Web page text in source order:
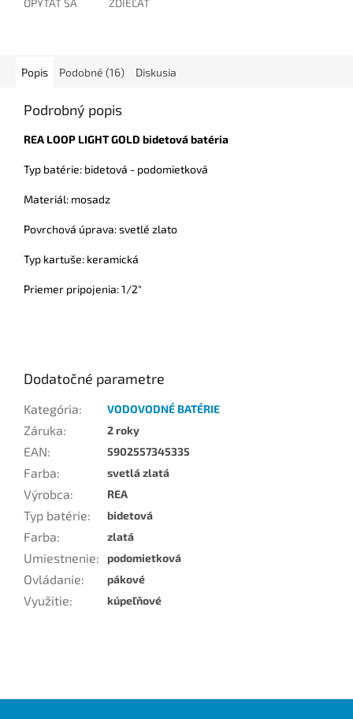
OPÝTAŤ SA ZDIEĽAŤ
Popis Podobné (16) Diskusia
Podrobný popis
REA LOOP LIGHT GOLD bidetová batéria
Typ batérie: bidetová - podomietková
Materiál: mosadz
Povrchová úprava: svetlé zlato
Typ kartuše: keramická
Priemer pripojenia: 1/2"
Dodatočné parametre
Kategória: VODOVODNÉ BATÉRIE
Záruka: 2 roky
EAN: 5902557345335
Farba: svetlá zlatá
Výrobca: REA
Typ batérie: bidetová
Farba: zlatá
Umiestnenie: podomietková
Ovládanie: pákové
Využitie: kúpeľňové